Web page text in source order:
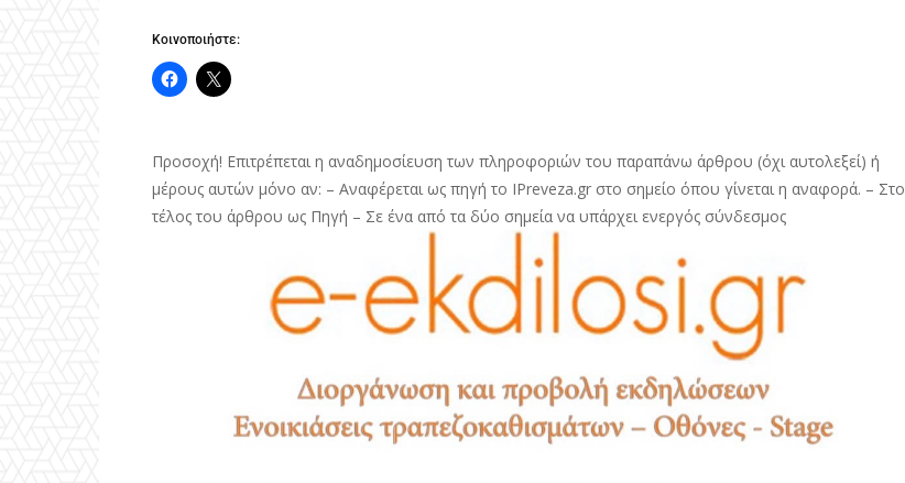
Κοινοποιήστε:
Προσοχή! Επιτρέπεται η αναδημοσίευση των πληροφοριών του παραπάνω άρθρου (όχι αυτολεξεί) ή
μέρους αυτών μόνο αν: – Αναφέρεται ως πηγή το IPreveza.gr στο σημείο όπου γίνεται η αναφορά. – Στο
τέλος του άρθρου ως Πηγή – Σε ένα από τα δύο σημεία να υπάρχει ενεργός σύνδεσμος